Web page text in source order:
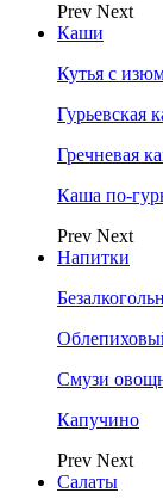
Prev Next
Каши
Кутья с
Гурьевская
Гречневая
Каша по-
Prev Next
Напитки
Смузи
Капучино
Prev Next
Салаты